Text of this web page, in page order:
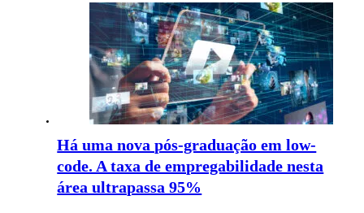
Há uma nova pós-graduação em low-
code. A taxa de empregabilidade nesta
área ultrapassa 95%